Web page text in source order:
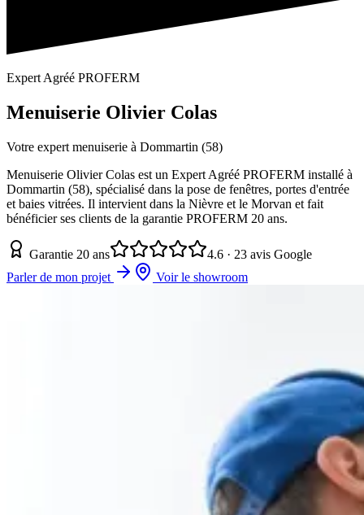
Expert Agréé PROFERM
Menuiserie Olivier Colas
Votre expert menuiserie à Dommartin (58)
Menuiserie Olivier Colas est un Expert Agréé PROFERM installé à
Dommartin (58), spécialisé dans la pose de fenêtres, portes d'entrée
et baies vitrées. Il intervient dans la Nièvre et le Morvan et fait
bénéficier ses clients de la garantie PROFERM 20 ans.
Garantie 20 ans
4.6 · 23 avis Google
Parler de mon projet
Voir le showroom